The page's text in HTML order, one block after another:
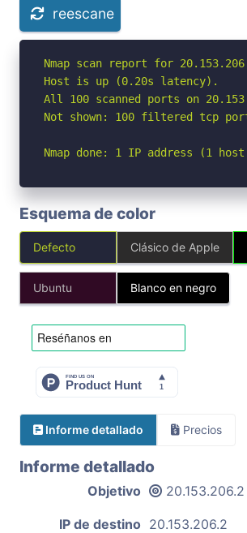
reescane
Nmap scan report for
Host is up (0.20s latency).
All 100 scanned ports on
Not shown: 100 filtered tcp
Nmap done: 1 IP address (1
Esquema de color
Defecto Clásico de Apple
Ubuntu Blanco en negro
Informe detallado Precios
Informe detallado
Objetivo 20.153.206.2
IP de destino 20.153.206.2